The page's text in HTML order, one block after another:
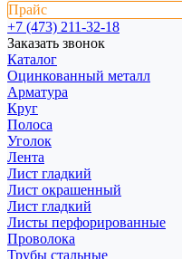
Прайс
+7 (473) 211-32-18
Заказать звонок
Каталог
Оцинкованный металл
Арматура
Круг
Полоса
Уголок
Лента
Лист гладкий
Лист окрашенный
Лист гладкий
Листы перфорированные
Проволока
Трубы стальные